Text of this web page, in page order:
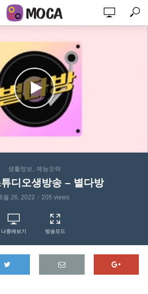
생활정보 예능오락
디오생방송 – 별다방
6월 26, 2022 205 views
나중에보기 방송모드